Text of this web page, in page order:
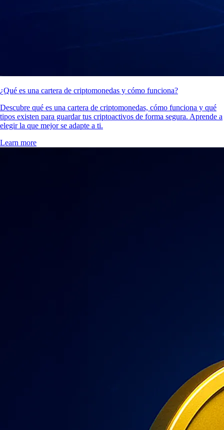
¿Qué es una cartera de criptomonedas y cómo funciona?
Descubre qué es una cartera de criptomonedas, cómo funciona y qué
tipos existen para guardar tus criptoactivos de forma segura. Aprende a
elegir la que mejor se adapte a ti.
Learn more